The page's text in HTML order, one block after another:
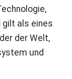
gilt als eines
der Welt,
und